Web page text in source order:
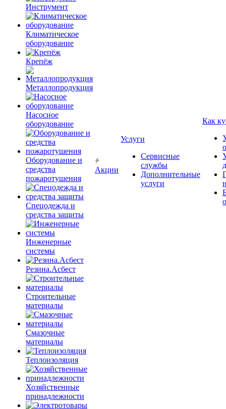
Инструмент
Климатическое
оборудование
Крепёж
Металлопродукция
Насосное
оборудование
Оборудование и
средства
пожаротушения
Спецодежда и
средства защиты
Инженерные
системы
Резина.Асбест
Строительные
материалы
Смазочные
материалы
Теплоизоляция
Хозяйственные
принадлежности
Акции
Услуги
Сервисные
службы
Дополнительные
услуги
Как